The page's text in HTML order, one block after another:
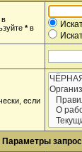
в
*в
если
Параметры